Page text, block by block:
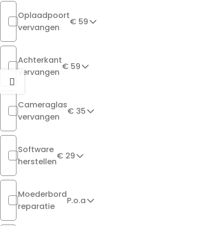
Oplaadpoort
vervangen
€ 59
Achterkant
vervangen
€ 59
Cameraglas
vervangen
€ 35
Software
herstellen
€ 29
Moederbord
reparatie
P.o.a